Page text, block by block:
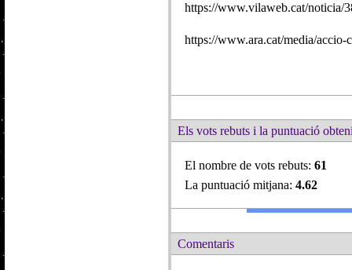
https://www.vilaweb.cat/noticia/
https://www.ara.cat/media/
Els vots rebuts i la puntuació
El nombre de vots rebuts: 61
La puntuació mitjana: 4.62
Comentaris